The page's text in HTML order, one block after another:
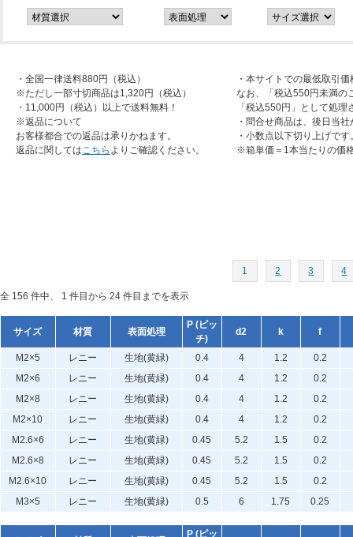
・全国一律送料880円（税込）
※ただし一部寸切商品は1,320円（税込）
・11,000円（税込）以上で送料無料！
※返品について
お客様都合での返品は承りかねます。
返品に関してはこちら よりご確認ください。
・本サイトでの最低取引
なお、「税込550円未満の
「税込550円」として処
・問合せ商品は、後日当
・小数点以下切り上げです
※箱単価＝1本当たりの価
1 2 3 4
全 156 件中、 1 件目から 24 件目までを表示
サイズ 材質 表面処理
P (ピッ
チ)
d2 k f
M2×5 レニー 生地(黄緑) 0.4 4 1.2
0.2
M2×6
レニー 生地(黄緑) 0.4 4 1.2
0.2
M2×8
レニー 生地(黄緑) 0.4 4 1.2
0.2
M2×10
レニー 生地(黄緑) 0.4 4 1.2
0.2
M2.6×6
レニー 生地(黄緑) 0.45 5.2 1.5
0.2
M2.6×8
レニー 生地(黄緑) 0.45 5.2 1.5
0.2
M2.6×10
レニー 生地(黄緑) 0.45 5.2 1.5
0.2
M3×5
レニー 生地(黄緑) 0.5 6 1.75 0.25
P (ピッ